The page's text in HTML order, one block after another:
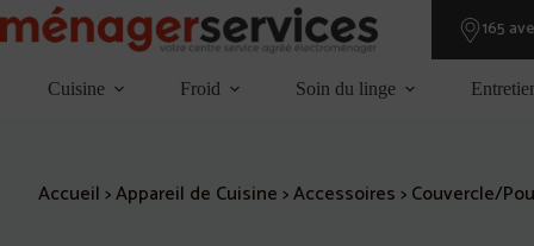
au
165
Cuisine
Froid Soin du linge
Accueil>Appareil de Cuisine>Accessoires>Couvercle/